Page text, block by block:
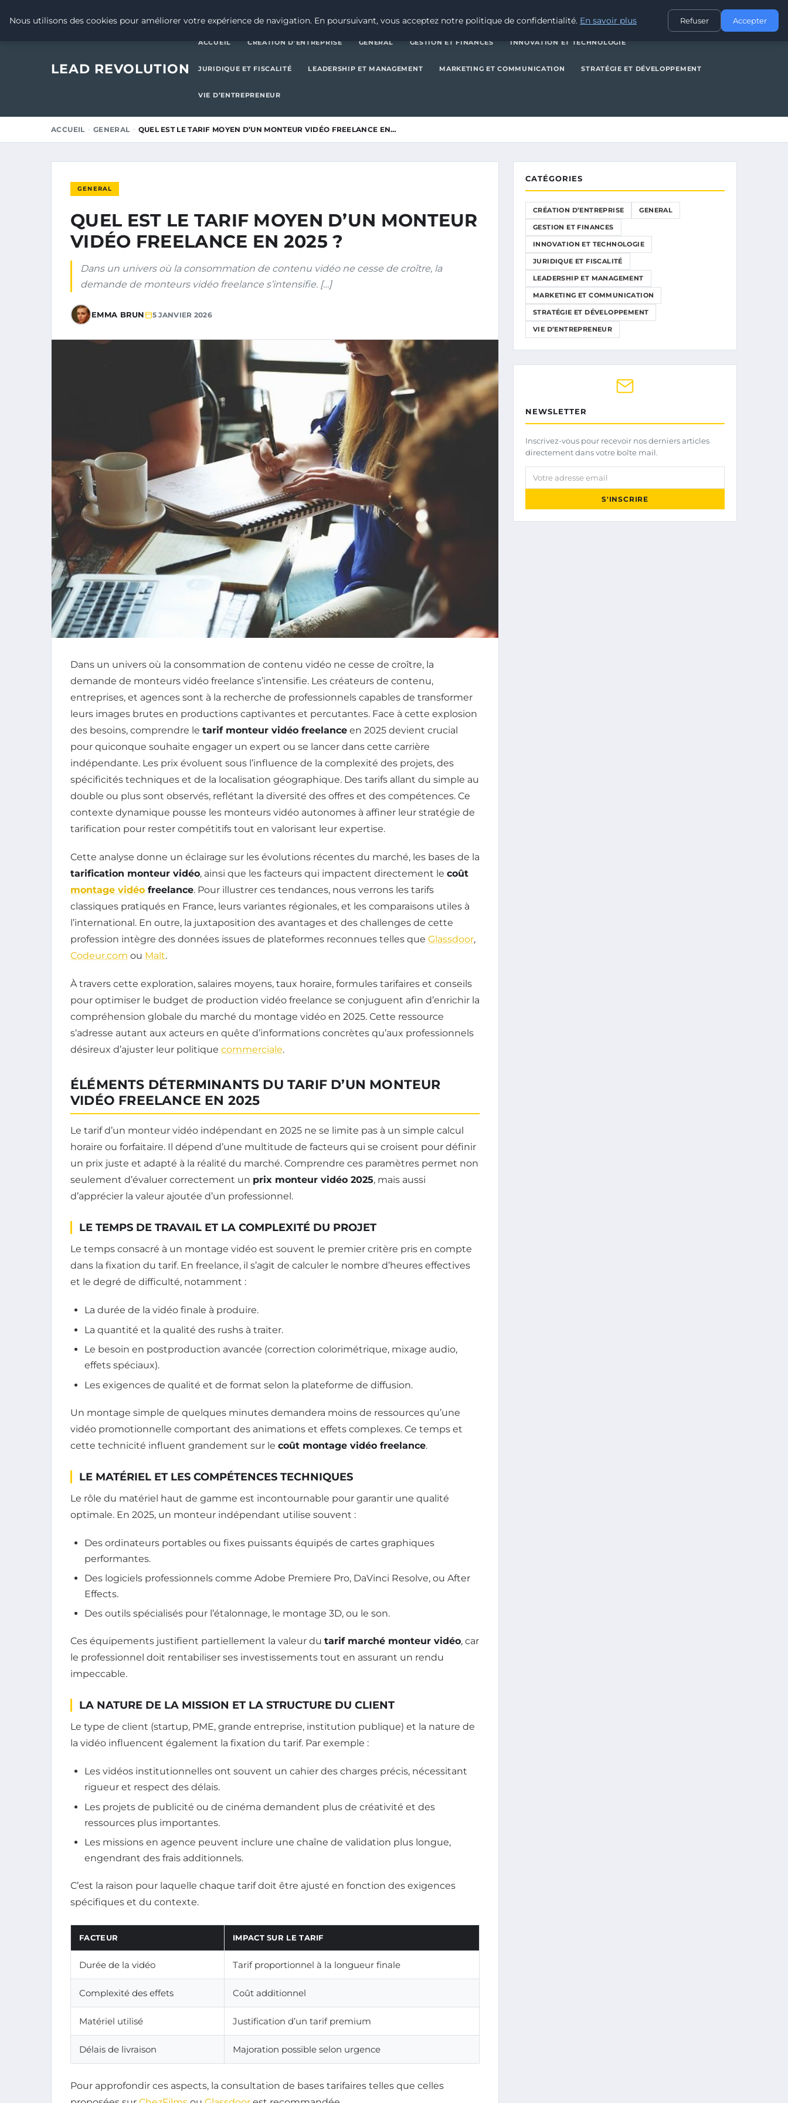
INNOVATION ET TECHNOLOGIE
LEAD REVOLUTION
ACCUEIL CRÉATION D’ENTREPRISE GENERAL GESTION ET FINANCES INNOVATION ET TECHNOLOGIE
JURIDIQUE ET FISCALITÉ LEADERSHIP ET MANAGEMENT MARKETING ET COMMUNICATION STRATÉGIE ET DÉVELOPPEMENT
VIE D’ENTREPRENEUR
ACCUEIL GENERAL QUEL EST LE TARIF MOYEN D’UN MONTEUR VIDÉO FREELANCE EN…
GENERAL
QUEL EST LE TARIF MOYEN D’UN MONTEUR
VIDÉO FREELANCE EN 2025 ?
Dans un univers où la consommation de contenu vidéo ne cesse de croître, la
demande de monteurs vidéo freelance s’intensifie. […]
EMMA BRUN 5 JANVIER 2026
Dans un univers où la consommation de contenu vidéo ne cesse de croître, la
demande de monteurs vidéo freelance s’intensifie. Les créateurs de contenu,
entreprises, et agences sont à la recherche de professionnels capables de transformer
leurs images brutes en productions captivantes et percutantes. Face à cette explosion
des besoins, comprendre le tarif monteur vidéo freelance en 2025 devient crucial
pour quiconque souhaite engager un expert ou se lancer dans cette carrière
indépendante. Les prix évoluent sous l’influence de la complexité des projets, des
spécificités techniques et de la localisation géographique. Des tarifs allant du simple au
double ou plus sont observés, reflétant la diversité des offres et des compétences. Ce
contexte dynamique pousse les monteurs vidéo autonomes à affiner leur stratégie de
tarification pour rester compétitifs tout en valorisant leur expertise.
Cette analyse donne un éclairage sur les évolutions récentes du marché, les bases de la
tarification monteur vidéo, ainsi que les facteurs qui impactent directement le coût
montage vidéo freelance. Pour illustrer ces tendances, nous verrons les tarifs
classiques pratiqués en France, leurs variantes régionales, et les comparaisons utiles à
l’international. En outre, la juxtaposition des avantages et des challenges de cette
profession intègre des données issues de plateformes reconnues telles que Glassdoor,
Codeur.com ou Malt.
À travers cette exploration, salaires moyens, taux horaire, formules tarifaires et conseils
pour optimiser le budget de production vidéo freelance se conjuguent afin d’enrichir la
compréhension globale du marché du montage vidéo en 2025. Cette ressource
s’adresse autant aux acteurs en quête d’informations concrètes qu’aux professionnels
désireux d’ajuster leur politique commerciale.
ÉLÉMENTS DÉTERMINANTS DU TARIF D’UN MONTEUR
VIDÉO FREELANCE EN 2025
Le tarif d’un monteur vidéo indépendant en 2025 ne se limite pas à un simple calcul
horaire ou forfaitaire. Il dépend d’une multitude de facteurs qui se croisent pour définir
un prix juste et adapté à la réalité du marché. Comprendre ces paramètres permet non
seulement d’évaluer correctement un prix monteur vidéo 2025, mais aussi
d’apprécier la valeur ajoutée d’un professionnel.
LE TEMPS DE TRAVAIL ET LA COMPLEXITÉ DU PROJET
Le temps consacré à un montage vidéo est souvent le premier critère pris en compte
dans la fixation du tarif. En freelance, il s’agit de calculer le nombre d’heures effectives
et le degré de difficulté, notamment :
La durée de la vidéo finale à produire.
La quantité et la qualité des rushs à traiter.
Le besoin en postproduction avancée (correction colorimétrique, mixage audio,
effets spéciaux).
Les exigences de qualité et de format selon la plateforme de diffusion.
Un montage simple de quelques minutes demandera moins de ressources qu’une
vidéo promotionnelle comportant des animations et effets complexes. Ce temps et
cette technicité influent grandement sur le coût montage vidéo freelance.
LE MATÉRIEL ET LES COMPÉTENCES TECHNIQUES
Le rôle du matériel haut de gamme est incontournable pour garantir une qualité
optimale. En 2025, un monteur indépendant utilise souvent :
Des ordinateurs portables ou fixes puissants équipés de cartes graphiques
performantes.
Des logiciels professionnels comme Adobe Premiere Pro, DaVinci Resolve, ou After
Effects.
Des outils spécialisés pour l’étalonnage, le montage 3D, ou le son.
Ces équipements justifient partiellement la valeur du tarif marché monteur vidéo, car
le professionnel doit rentabiliser ses investissements tout en assurant un rendu
impeccable.
LA NATURE DE LA MISSION ET LA STRUCTURE DU CLIENT
Le type de client (startup, PME, grande entreprise, institution publique) et la nature de
la vidéo influencent également la fixation du tarif. Par exemple :
Les vidéos institutionnelles ont souvent un cahier des charges précis, nécessitant
rigueur et respect des délais.
Les projets de publicité ou de cinéma demandent plus de créativité et des
ressources plus importantes.
Les missions en agence peuvent inclure une chaîne de validation plus longue,
engendrant des frais additionnels.
C’est la raison pour laquelle chaque tarif doit être ajusté en fonction des exigences
spécifiques et du contexte.
FACTEUR IMPACT SUR LE TARIF
Durée de la vidéo Tarif proportionnel à la longueur finale
Complexité des effets Coût additionnel
Matériel utilisé Justification d’un tarif premium
Délais de livraison Majoration possible selon urgence
Pour approfondir ces aspects, la consultation de bases tarifaires telles que celles
CATÉGORIES
CRÉATION D’ENTREPRISE GENERAL
GESTION ET FINANCES
INNOVATION ET TECHNOLOGIE
JURIDIQUE ET FISCALITÉ
LEADERSHIP ET MANAGEMENT
MARKETING ET COMMUNICATION
STRATÉGIE ET DÉVELOPPEMENT
VIE D’ENTREPRENEUR
NEWSLETTER
Inscrivez-vous pour recevoir nos derniers articles
directement dans votre boîte mail.
Votre adresse email
S'INSCRIRE
Nous utilisons des cookies pour améliorer votre expérience de navigation. En poursuivant, vous acceptez notre politique de confidentialité. En savoir plus Refuser Accepter